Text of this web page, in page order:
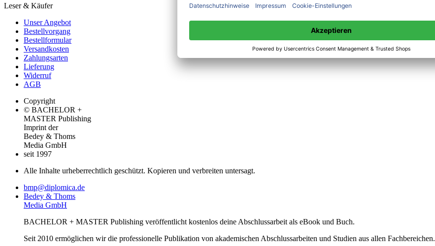
Leser & Käufer
Unser Angebot
Bestellvorgang
Bestellformular
Versandkosten
Zahlungsarten
Lieferung
Widerruf
AGB
Copyright
© BACHELOR +
MASTER Publishing
Imprint der
Bedey & Thoms
Media GmbH
seit 1997
Alle Inhalte urheberrechtlich geschützt. Kopieren und verbreiten untersagt.
bmp@diplomica.de
Bedey & Thoms
Media GmbH
BACHELOR + MASTER Publishing veröffentlicht kostenlos deine Abschlussarbeit als eBook und Buch.
Seit 2010 ermöglichen wir die professionelle Publikation von akademischen Abschlussarbeiten und Studien aus allen Fachbereichen.